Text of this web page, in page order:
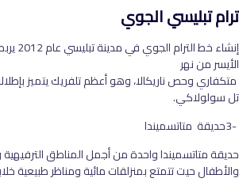
ترام تبليسي الجوي
إنشاء
الأيسر من نهر
متكفاري وحص ناريكالا، وهو أعظم تلفريك يتميز
تل سولولاكي.
-3حديقة متاتسميندا
حديقة متاتسميندا واحدة من أجمل المناطق الترفيهية
والأطفال حيت تتمتع بمنزلقات مائية ومناظر طبيعية